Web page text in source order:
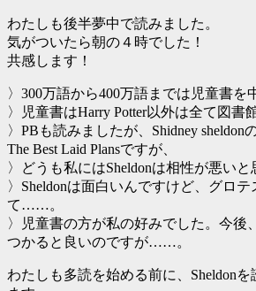
わたしも後半夢中で読みました。
気がついたら朝の４時でした！
共感します！
〉300万語から400万語までは児童書を
〉児童書はHarry Potter以外は全て図書
〉PBも読みましたが、Shidney sheldon
The Best Laid Plansですが、
〉どうも私にはSheldonは相性が悪いと
〉Sheldonは面白いんですけど、グロ
て……。
〉児童書の方が私の好みでした。今後
つかると良いのですが……。
わたしも多読を始める前に、Sheldonを